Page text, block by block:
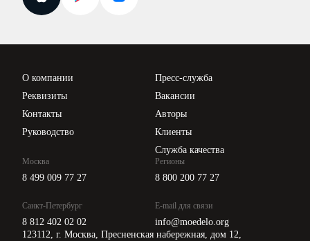
Новости законодательства
О компании
Реквизиты
Контакты
Руководство
Пресс-служба
Вакансии
Авторы
Клиенты
Служба качества
Москва
8 499 009 77 27
Санкт-Петербург
8 812 402 02 02
Регионы
8 800 200 77 27
E-mail для связи
info@moedelo.org
123112, г. Москва, Пресненская набережная, дом 12,